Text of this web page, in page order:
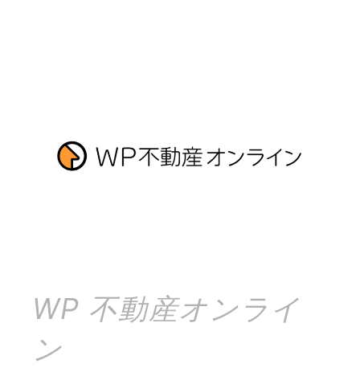
WP 不動産オンライ
ン